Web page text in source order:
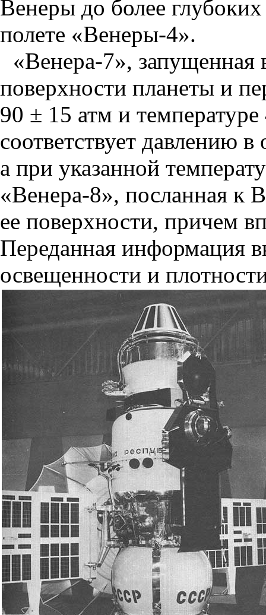
Венеры до более
полете «Венеры-4».
«Венера-7», запущенная
поверхности планеты и
90 ± 15 атм и
соответствует давлению
а при указанной
«Венера-8», посланная к
ее поверхности, причем
Переданная информация
освещенности и